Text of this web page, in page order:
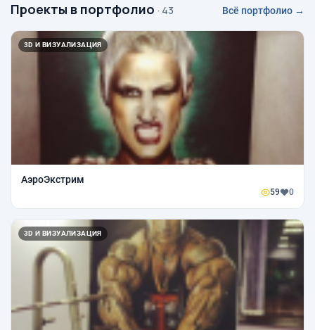
Проекты в портфолио · 43 Всё портфолио →
3D И ВИЗУАЛИЗАЦИЯ
АэроЭкстрим
59 0
3D И ВИЗУАЛИЗАЦИЯ